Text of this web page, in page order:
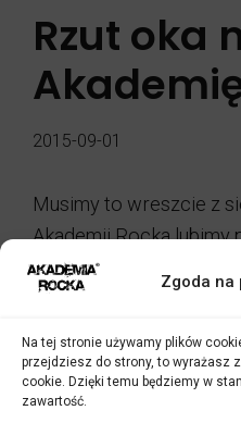
Zgoda na
Na tej stronie używamy plików
przejdziesz do strony, to wyrażasz
cookie. Dzięki temu będziemy w
zawartość.
Rzut oka
2015-09-01
Musimy to wreszcie z
Akademii Rocka lubimy
Odtwarzacz